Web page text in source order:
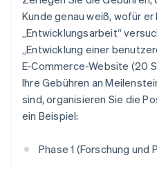
Kunde genau weiß, wofür
„Entwicklungsarbeit“
„Entwicklung einer
E-Commerce-Website (20
Ihre Gebühren an
sind, organisieren Sie die
ein Beispiel:
Phase 1 (Forschung und